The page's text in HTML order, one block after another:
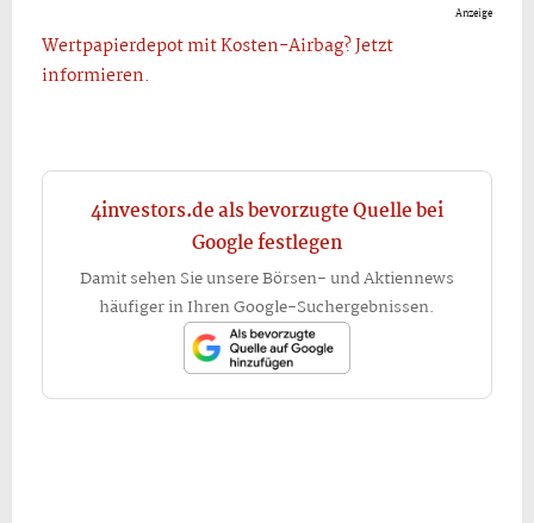
Anzeige
Wertpapierdepot mit Kosten-Airbag? Jetzt
informieren.
4investors.de als bevorzugte Quelle bei
Google festlegen
Damit sehen Sie unsere Börsen- und Aktiennews
häufiger in Ihren Google-Suchergebnissen.